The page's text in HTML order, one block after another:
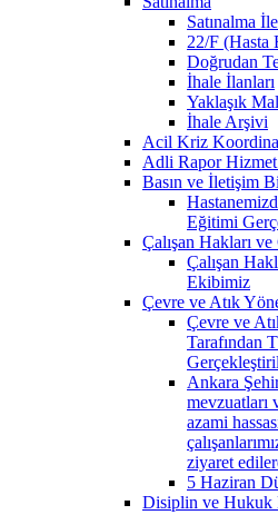
Satınalma
22/F (Hasta
Doğrudan
İhale İlanları
Yaklaşık
İhale Arşivi
Acil Kriz
Adli Rapor
Basın ve İletişim
Eğitimi
Çalışan Hakları
Çalışan
Ekibimiz
Çevre ve Atık
Çevre ve
Tarafından
Ankara
mevzuatları
azami
ziyaret
5 Haziran
Disiplin ve Hukuk